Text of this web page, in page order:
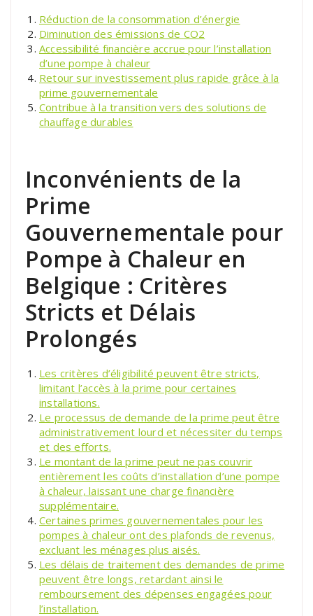
Réduction de la consommation d’énergie
Diminution des émissions de CO2
Accessibilité financière accrue pour l’installation
d’une pompe à chaleur
Retour sur investissement plus rapide grâce à la
prime gouvernementale
Contribue à la transition vers des solutions de
chauffage durables
Inconvénients de la
Prime
Gouvernementale pour
Pompe à Chaleur en
Belgique : Critères
Stricts et Délais
Prolongés
Les critères d’éligibilité peuvent être stricts,
limitant l’accès à la prime pour certaines
installations.
Le processus de demande de la prime peut être
administrativement lourd et nécessiter du temps
et des efforts.
Le montant de la prime peut ne pas couvrir
entièrement les coûts d’installation d’une pompe
à chaleur, laissant une charge financière
supplémentaire.
Certaines primes gouvernementales pour les
pompes à chaleur ont des plafonds de revenus,
excluant les ménages plus aisés.
Les délais de traitement des demandes de prime
peuvent être longs, retardant ainsi le
remboursement des dépenses engagées pour
l’installation.